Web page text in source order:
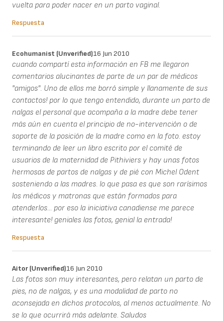
vuelta para poder nacer en un parto vaginal.
Respuesta
Ecohumanist (unverified)16 Jun 2010
cuando compartí esta información en FB me llegaron
comentarios alucinantes de parte de un par de médicos
"amigos". Uno de ellos me borró simple y llanamente de sus
contactos! por lo que tengo entendido, durante un parto de
nalgas el personal que acompaña a la madre debe tener
más aún en cuenta el principio de no-intervención o de
soporte de la posición de la madre como en la foto. estoy
terminando de leer un libro escrito por el comité de
usuarios de la maternidad de Pithiviers y hay unas fotos
hermosas de partos de nalgas y de pié con Michel Odent
sosteniendo a las madres. lo que pasa es que son rarísimos
los médicos y matronas que están formados para
atenderlos... por eso la iniciativa canadiense me parece
interesante! geniales las fotos, genial la entrada!
Respuesta
Aitor (unverified)16 Jun 2010
Las fotos son muy interesantes, pero relatan un parto de
pies, no de nalgas, y es una modalidad de parto no
aconsejada en dichos protocolos, al menos actualmente. No
se lo que ocurrirá más adelante. Saludos